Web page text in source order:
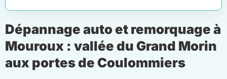
Dépannage auto et remorquage à
Mouroux : vallée du Grand Morin
aux portes de Coulommiers